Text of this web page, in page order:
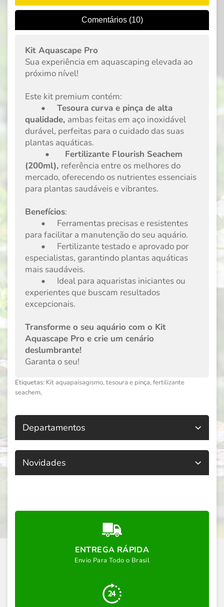
Comentários (10)
Kit Aquascape Pro
Sua experiência em aquascaping elevada ao
próximo nível!
Este kit premium contém:
•
Tesoura curva e pinça de alta
qualidade, ambas feitas em aço inoxidável
durável, perfeitas para o cuidado das suas
plantas aquáticas.
•
Fertilizante Flourish Seachem
(200ml), referência entre os melhores do
mercado, oferecendo os nutrientes essenciais
para plantas saudáveis e vibrantes.
Benefícios:
•
Ferramentas precisas e resistentes
para facilitar a manutenção do seu aquário.
•
Fertilizante testado e aprovado por
especialistas, garantindo plantas aquáticas
mais saudáveis.
•
Ideal para aquaristas iniciantes ou
experientes que buscam resultados
excepcionais.
Transforme o seu aquário com o Kit
Aquascape Pro e crie um cenário
deslumbrante!
Garanta o seu!
Etiquetas: Kit aquapaisagismo, tesoura e pinça, fertilizante
seachem,
Departamentos
Novidades
ENTREGA RÁPIDA
Envio Para Todo o Brasil